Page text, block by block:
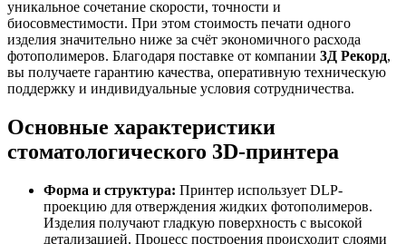
уникальное сочетание скорости, точности и
биосовместимости. При этом стоимость печати одного
изделия значительно ниже за счёт экономичного расхода
фотополимеров. Благодаря поставке от компании 3Д Рекорд,
вы получаете гарантию качества, оперативную техническую
поддержку и индивидуальные условия сотрудничества.
Основные характеристики
стоматологического 3D-принтера
Форма и структура: Принтер использует DLP-
проекцию для отверждения жидких фотополимеров.
Изделия получают гладкую поверхность с высокой
детализацией. Процесс построения происходит слоями